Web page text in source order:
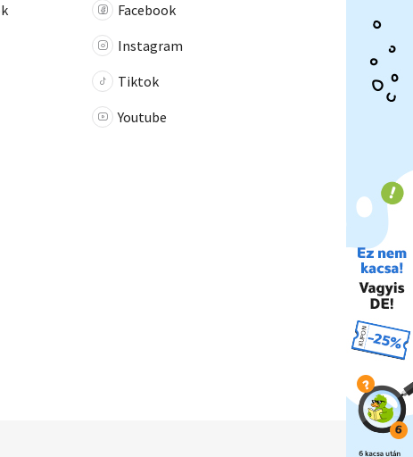
Facebook
Instagram
Tiktok
Youtube